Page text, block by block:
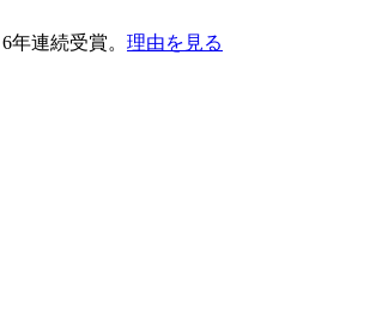
年連続受賞。 理由を見る